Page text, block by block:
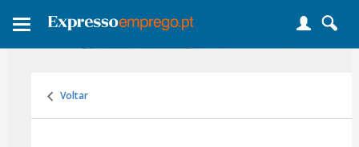
Toggle
Voltar